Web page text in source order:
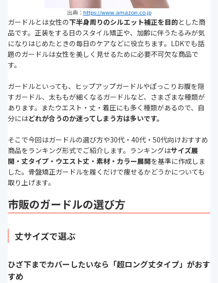
出典： https://www.amazon.co.jp
ガードルとは女性の下半身周りのシルエット補正を目的とした商
品です。正装をする日のスタイル矯正や、加齢に伴うたるみが気
になりはじめたときの毎日のケアなどに役立ちます。LDKでも話
題のガードルは女性を美しく見せるために必要不可欠な商品で
す。
ガードルといっても、ヒップアップガードルやぽっこりお腹を隠
すガードル、太ももが細くなるガードルなど、さまざまな種類が
あります。またウエスト・丈・着圧にも多く種類があるので、自
分にはどれが合うのか迷ってしまう方は多いです。
そこで今回はガードルの選び方や30代・40代・50代向けおすすめ
商品をランキング形式でご紹介します。ランキングはサイズ展
開・丈タイプ・ウエスト丈・素材・カラー展開を基準に作成しま
した。骨盤矯正ガードルを履くだけで痩せるかどうかについても
取り上げます。
市販のガードルの選び方
丈サイズで選ぶ
ひざ下までカバーしたいなら「超ロング丈タイプ」がおす
すめ